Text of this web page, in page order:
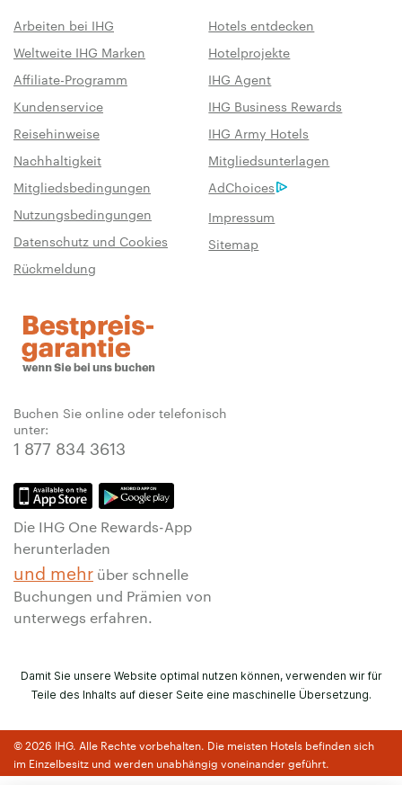
Arbeiten bei IHG
Hotels entdecken
Weltweite IHG Marken
Hotelprojekte
Affiliate-Programm
IHG Agent
Kundenservice
IHG Business Rewards
Reisehinweise
IHG Army Hotels
Nachhaltigkeit
Mitgliedsunterlagen
Mitgliedsbedingungen
AdChoices
Nutzungsbedingungen
Impressum
Datenschutz und Cookies
Sitemap
Rückmeldung
Buchen Sie online oder telefonisch
unter:
1 877 834 3613
Die IHG One Rewards-App
herunterladen
und mehr über schnelle
Buchungen und Prämien von
unterwegs erfahren.
Damit Sie unsere Website optimal nutzen können, verwenden wir für
Teile des Inhalts auf dieser Seite eine maschinelle Übersetzung.
© 2026 IHG. Alle Rechte vorbehalten. Die meisten Hotels befinden sich
im Einzelbesitz und werden unabhängig voneinander geführt.